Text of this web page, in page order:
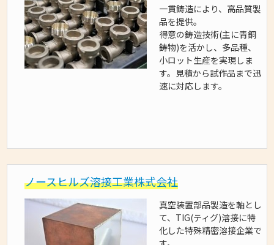
一貫鋳造により、高品質製
品を提供。
得意の鋳造技術(主に青銅
鋳物)を活かし、多品種、
小ロット生産を実現しま
す。見積から試作品まで迅
速に対応します。
ノースヒルズ溶接工業株式会社
真空装置部品製造を軸とし
て、TIG(ティグ)溶接に特
化した特殊精密溶接企業で